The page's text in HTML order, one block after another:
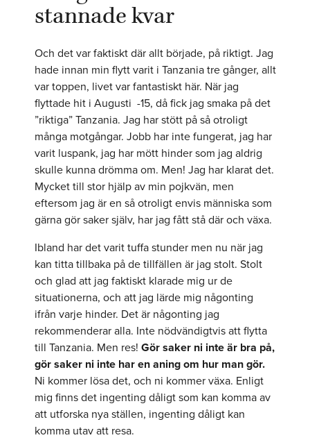
stannade kvar
Och det var faktiskt där allt började, på riktigt. Jag
hade innan min flytt varit i Tanzania tre gånger, allt
var toppen, livet var fantastiskt här. När jag
flyttade hit i Augusti -15, då fick jag smaka på det
”riktiga” Tanzania. Jag har stött på så otroligt
många motgångar. Jobb har inte fungerat, jag har
varit luspank, jag har mött hinder som jag aldrig
skulle kunna drömma om. Men! Jag har klarat det.
Mycket till stor hjälp av min pojkvän, men
eftersom jag är en så otroligt envis människa som
gärna gör saker själv, har jag fått stå där och växa.
Ibland har det varit tuffa stunder men nu när jag
kan titta tillbaka på de tillfällen är jag stolt. Stolt
och glad att jag faktiskt klarade mig ur de
situationerna, och att jag lärde mig någonting
ifrån varje hinder. Det är någonting jag
rekommenderar alla. Inte nödvändigtvis att flytta
till Tanzania. Men res! Gör saker ni inte är bra på,
gör saker ni inte har en aning om hur man gör.
Ni kommer lösa det, och ni kommer växa. Enligt
mig finns det ingenting dåligt som kan komma av
att utforska nya ställen, ingenting dåligt kan
komma utav att resa.